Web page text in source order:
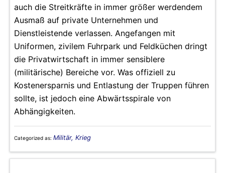
auch die Streitkräfte in immer größer werdendem
Ausmaß auf private Unternehmen und
Dienstleistende verlassen. Angefangen mit
Uniformen, zivilem Fuhrpark und Feldküchen dringt
die Privatwirtschaft in immer sensiblere
(militärische) Bereiche vor. Was offiziell zu
Kostenersparnis und Entlastung der Truppen führen
sollte, ist jedoch eine Abwärtsspirale von
Abhängigkeiten.
Categorized as: Militär, Krieg